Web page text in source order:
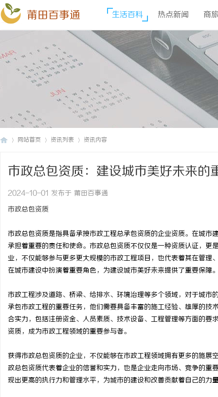
莆田百事通 生活百科 热点新闻 商
网站首页 资讯列表 资讯内容
市政总包资质：建设城市美好未来的
2024-10-01 发布于 莆田百事通
市政总包资质
市政总包资质是指具备承接市政工程总承包资质的企业资质。在城
承担着重要的责任和使命。市政总包资质不仅仅是一种资质认证，
业，不仅能够参与更多更大规模的市政工程项目，也代表着其在管
在城市建设中扮演着重要角色，为建设城市美好未来提供了重要保障
市政工程涉及道路、桥梁、给排水、环境治理等多个领域，对于城
承包市政工程的重要任务，他们需要具备丰富的施工经验、雄厚的
合实力，包括注册资金、人员素质、技术设备、工程管理等方面的
资质，成为市政工程领域的重要参与者。
获得市政总包资质的企业，不仅能够在市政工程领域拥有更多的施
政总包资质代表着企业的信誉和实力，也是企业走向市场、竞争的
现出更高的执行力和管理水平，为城市的建设和改善贡献着自己的力